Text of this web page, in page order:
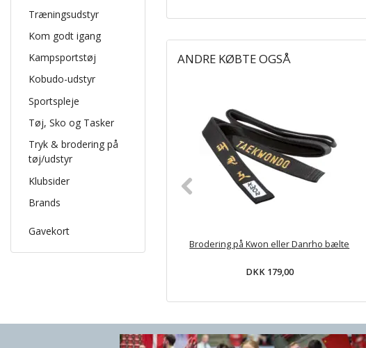
Træningsudstyr
Kom godt igang
Kampsportstøj
Kobudo-udstyr
Sportspleje
Tøj, Sko og Tasker
Tryk & brodering på
tøj/udstyr
Klubsider
Brands
Gavekort
ANDRE KØBTE OGSÅ
Brodering på Kwon eller Danrho bælte
DKK 179,00